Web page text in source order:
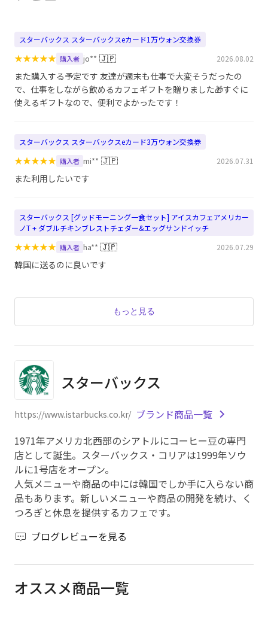
スターバックス スターバックスeカード1万ウォン交換券
★★★★★ 購入者 jo** 🇯🇵 2026.08.02
また購入する予定です 友達が週末も仕事で大変そうだったの
で、仕事をしながら飲めるカフェギフトを贈りました🎁すぐに
使えるギフトなので、便利でよかったです！
スターバックス スターバックスeカード3万ウォン交換券
★★★★★ 購入者 mi** 🇯🇵 2026.07.31
また利用したいです
スターバックス [グッドモーニング一食セット] アイスカフェアメリカー
ノT + ダブルチキンブレストチェダー&エッグサンドイッチ
★★★★★ 購入者 ha** 🇯🇵 2026.07.29
韓国に送るのに良いです
もっと見る
スターバックス
https://www.istarbucks.co.kr/ ブランド商品一覧
1971年アメリカ北西部のシアトルにコーヒー豆の専門
店として誕生。スターバックス・コリアは1999年ソウ
ルに1号店をオープン。
人気メニューや商品の中には韓国でしか手に入らない商
品もあります。新しいメニューや商品の開発を続け、く
つろぎと休息を提供するカフェです。
ブログレビューを見る
オススメ商品一覧